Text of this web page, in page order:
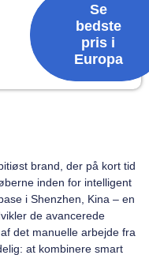
Se
bedste
pris i
Europa
brand, der på kort tid
inden for intelligent
i Shenzhen, Kina – en
de avancerede
det manuelle arbejde fra
at kombinere smart